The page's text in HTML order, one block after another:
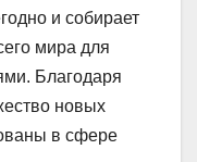
и собирает
мира для
Благодаря
новых
в сфере